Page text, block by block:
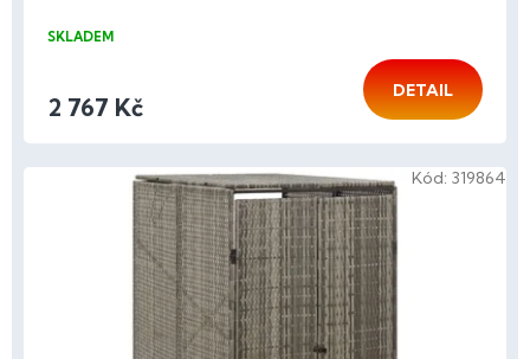
SKLADEM
2 767 Kč
DETAIL
Kód: 319864